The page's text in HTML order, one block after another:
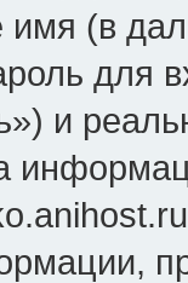
(в
для
и